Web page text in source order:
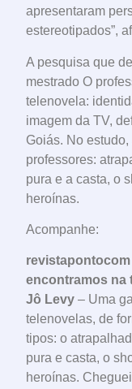
apresentaram
estereotipados”,
A pesquisa que
mestrado O
telenovela:
imagem da TV,
Goiás. No
professores:
pura e a casta, o
heroínas.
Acompanhe:
encontramos na
Jô Levy – Uma
telenovelas, de
tipos: o
pura e casta, o
heroínas.